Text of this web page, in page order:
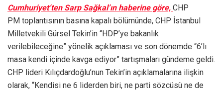
Cumhuriyet’ten Sarp Sağkal’ın haberine göre, CHP
PM toplantısının basına kapalı bölümünde, CHP İstanbul
Milletvekili Gürsel Tekin’in “HDP’ye bakanlık
verilebileceğine” yönelik açıklaması ve son dönemde “6’lı
masa kendi içinde kavga ediyor” tartışmaları gündeme geldi.
CHP lideri Kılıçdardoğlu’nun Tekin’in açıklamalarına ilişkin
olarak, “Kendisi ne 6 liderden biri, ne parti sözcüsü ne de